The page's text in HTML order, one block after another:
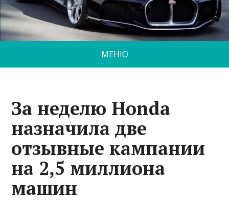
МЕНЮ
За неделю Honda
назначила две
отзывные кампании
на 2,5 миллиона
машин